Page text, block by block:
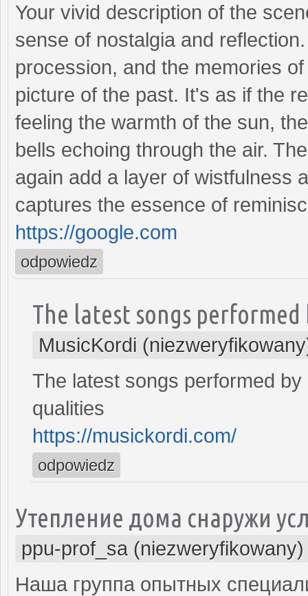
Your vivid description of the
sense of nostalgia and
procession, and the memories
picture of the past. It's as if the
feeling the warmth of the sun,
bells echoing through the air.
again add a layer of wistfulness
captures the essence of
https://google.com
odpowiedz
The latest songs performed
MusicKordi
The latest songs performed
qualities
https://musickordi.com/
odpowiedz
Утепление дома снаружи
ppu-prof_sa (niezweryfikowany)
Наша группа опытных